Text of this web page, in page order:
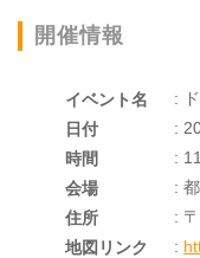
開催情報
イベント名
:
日付
:
時間
:
会場
:
住所
:
地図リンク
: